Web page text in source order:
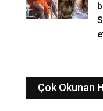
Çok Okunan